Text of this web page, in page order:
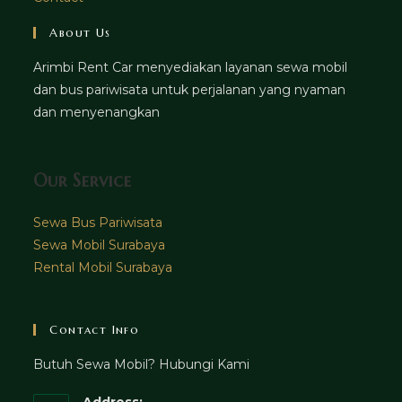
About Us
Arimbi Rent Car menyediakan layanan sewa mobil
dan bus pariwisata untuk perjalanan yang nyaman
dan menyenangkan
Our Service
Sewa Bus Pariwisata
Sewa Mobil Surabaya
Rental Mobil Surabaya
Contact Info
Butuh Sewa Mobil? Hubungi Kami